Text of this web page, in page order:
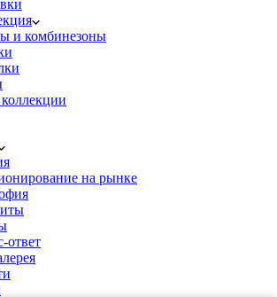
и комбинезоны
на рынке
ответ